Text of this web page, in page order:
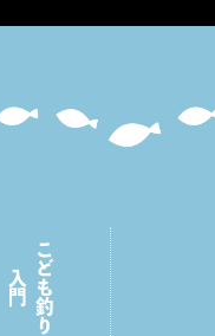
こども釣り
入門